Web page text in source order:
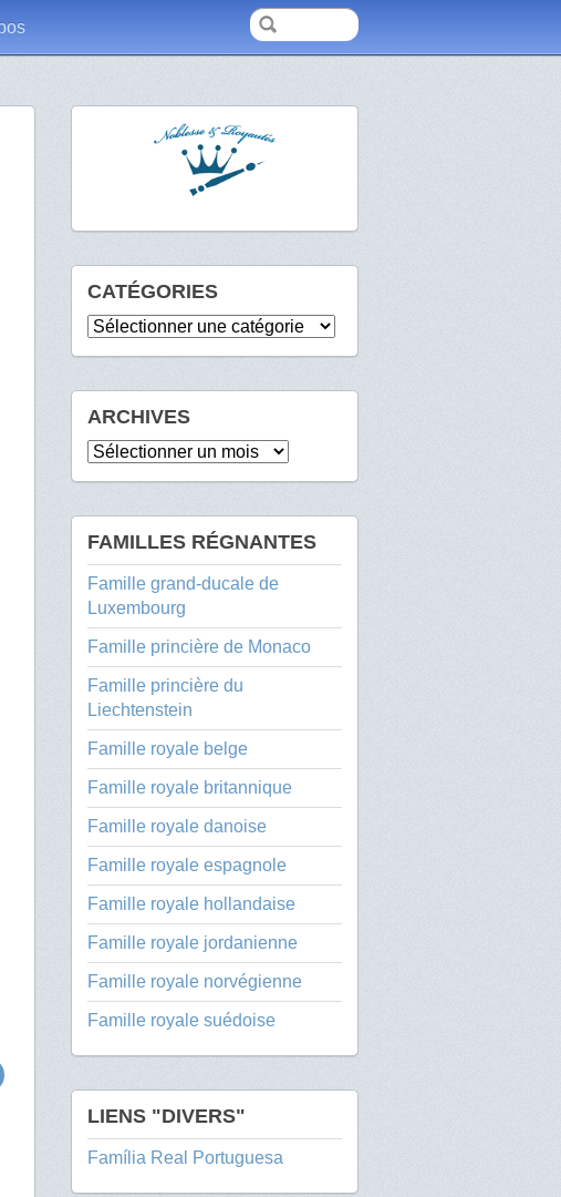
CATÉGORIES
Catégories
ARCHIVES
Archives
FAMILLES RÉGNANTES
Famille grand-ducale de
Luxembourg
Famille princière de Monaco
Famille princière du
Liechtenstein
Famille royale belge
Famille royale britannique
Famille royale danoise
Famille royale espagnole
Famille royale hollandaise
Famille royale jordanienne
Famille royale norvégienne
Famille royale suédoise
LIENS "DIVERS"
Família Real Portuguesa